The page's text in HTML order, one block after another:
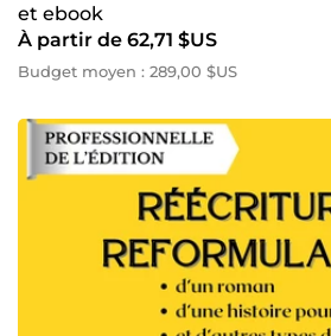
et ebook
À partir de 62,71 $US
Budget moyen : 289,00 $US